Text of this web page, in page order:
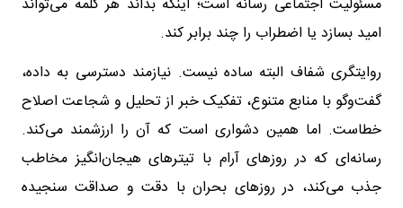
مسئولیت اجتماعی رسانه است؛ اینکه بداند هر کلمه می‌تواند
امید بسازد یا اضطراب را چند برابر کند.
روایتگری شفاف البته ساده نیست. نیازمند دسترسی به داده،
گفت‌وگو با منابع متنوع، تفکیک خبر از تحلیل و شجاعت اصلاح
خطاست. اما همین دشواری است که آن را ارزشمند می‌کند.
رسانه‌ای که در روزهای آرام با تیترهای هیجان‌انگیز مخاطب
جذب می‌کند، در روزهای بحران با دقت و صداقت سنجیده